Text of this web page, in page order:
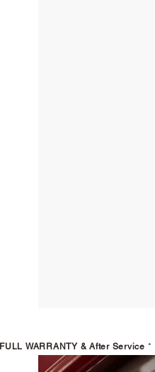
FULL WARRANTY & After Service *